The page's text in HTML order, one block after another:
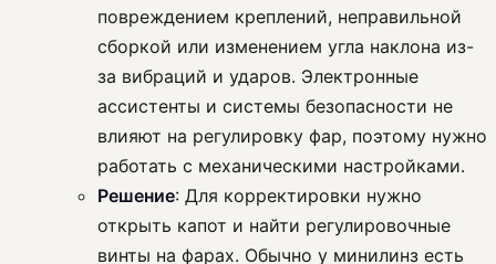
повреждением креплений, неправильной
сборкой или изменением угла наклона из-
за вибраций и ударов. Электронные
ассистенты и системы безопасности не
влияют на регулировку фар, поэтому нужно
работать с механическими настройками.
Решение: Для корректировки нужно
открыть капот и найти регулировочные
винты на фарах. Обычно у минилинз есть